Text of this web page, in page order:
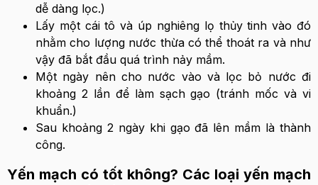
dễ dàng lọc.)
Lấy một cái tô và úp nghiêng lọ thủy tinh vào đó
nhằm cho lượng nước thừa có thể thoát ra và như
vậy đã bắt đầu quá trình nảy mầm.
Một ngày nên cho nước vào và lọc bỏ nước đi
khoảng 2 lần để làm sạch gạo (tránh mốc và vi
khuẩn.)
Sau khoảng 2 ngày khi gạo đã lên mầm là thành
công.
Yến mạch có tốt không? Các loại yến mạch